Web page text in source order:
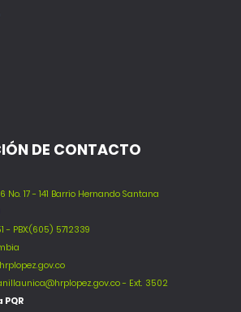
DE CONTACTO
No. 17 - 141 Barrio Hernando Santana
- PBX:(605) 5712339
- Ext. 3502